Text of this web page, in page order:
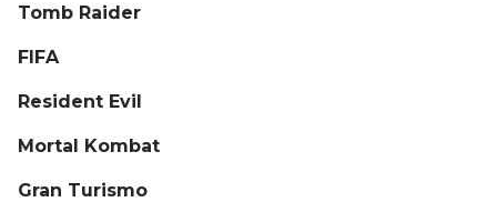
Tomb Raider
FIFA
Resident Evil
Mortal Kombat
Gran Turismo